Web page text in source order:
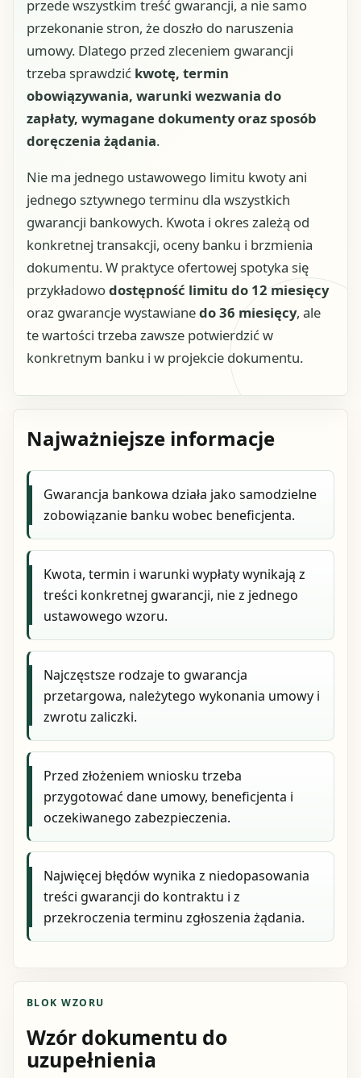
przede wszystkim treść gwarancji, a nie samo
przekonanie stron, że doszło do naruszenia
umowy. Dlatego przed zleceniem gwarancji
trzeba sprawdzić kwotę, termin
obowiązywania, warunki wezwania do
zapłaty, wymagane dokumenty oraz sposób
doręczenia żądania.
Nie ma jednego ustawowego limitu kwoty ani
jednego sztywnego terminu dla wszystkich
gwarancji bankowych. Kwota i okres zależą od
konkretnej transakcji, oceny banku i brzmienia
dokumentu. W praktyce ofertowej spotyka się
przykładowodostępność limitu do 12 miesięcy
oraz gwarancje wystawianedo 36 miesięcy, ale
te wartości trzeba zawsze potwierdzić w
konkretnym banku i w projekcie dokumentu.
Najważniejsze informacje
Gwarancja bankowa działa jako samodzielne
zobowiązanie banku wobec beneficjenta.
Kwota, termin i warunki wypłaty wynikają z
treści konkretnej gwarancji, nie z jednego
ustawowego wzoru.
Najczęstsze rodzaje to gwarancja
przetargowa, należytego wykonania umowy i
zwrotu zaliczki.
Przed złożeniem wniosku trzeba
przygotować dane umowy, beneficjenta i
oczekiwanego zabezpieczenia.
Najwięcej błędów wynika z niedopasowania
treści gwarancji do kontraktu i z
przekroczenia terminu zgłoszenia żądania.
BLOK WZORU
Wzór dokumentu do
uzupełnienia